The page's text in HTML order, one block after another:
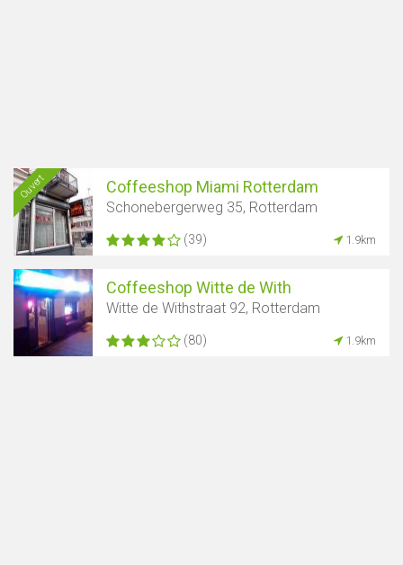
Ouvert Coffeeshop Miami Rotterdam
Schonebergerweg 35, Rotterdam
(39) 1.9km
Coffeeshop Witte de With
Witte de Withstraat 92, Rotterdam
(80) 1.9km